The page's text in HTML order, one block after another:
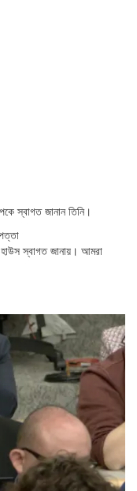
স্বাগত জানান তিনি।
হাউস স্বাগত জানায়। আমরা